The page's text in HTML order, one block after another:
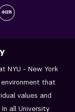
NYU - New York
that
values and
all University